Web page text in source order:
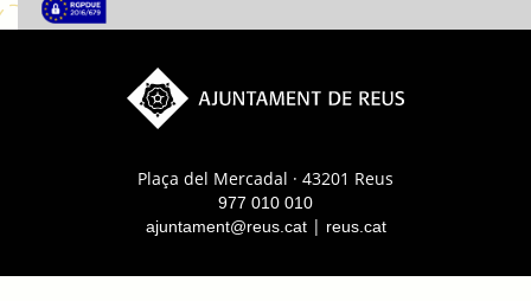
Plaça del Mercadal · 43201 Reus
977 010 010
ajuntament@reus.cat| reus.cat